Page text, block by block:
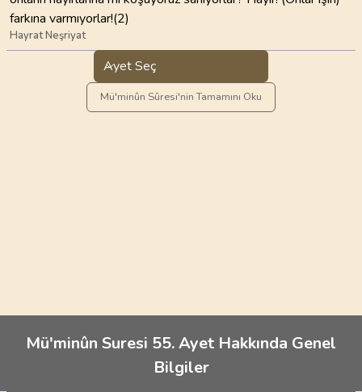
farkına varmıyorlar!(2)
Hayrat Neşriyat
Ayet Seç
Mü'minûn Sûresi'nin Tamamını Oku
Mü'minûn Suresi 55. Ayet Hakkında Genel
Bilgiler